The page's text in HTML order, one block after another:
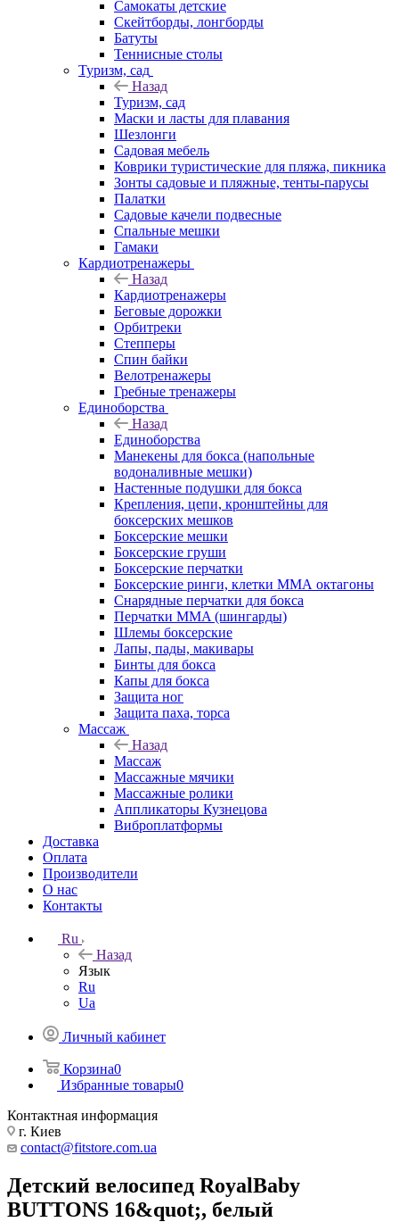
Самокаты детские
Скейтборды, лонгборды
Батуты
Теннисные столы
Туризм, сад
Назад
Туризм, сад
Маски и ласты для плавания
Шезлонги
Садовая мебель
Коврики туристические для пляжа, пикника
Зонты садовые и пляжные, тенты-парусы
Палатки
Садовые качели подвесные
Спальные мешки
Гамаки
Кардиотренажеры
Назад
Кардиотренажеры
Беговые дорожки
Орбитреки
Степперы
Спин байки
Велотренажеры
Гребные тренажеры
Единоборства
Назад
Единоборства
Манекены для бокса (напольные
водоналивные мешки)
Настенные подушки для бокса
Крепления, цепи, кронштейны для
боксерских мешков
Боксерские мешки
Боксерские груши
Боксерские перчатки
Боксерские ринги, клетки ММА октагоны
Снарядные перчатки для бокса
Перчатки MMA (шингарды)
Шлемы боксерские
Лапы, пады, макивары
Бинты для бокса
Капы для бокса
Защита ног
Защита паха, торса
Массаж
Назад
Массаж
Массажные мячики
Массажные ролики
Аппликаторы Кузнецова
Виброплатформы
Доставка
Оплата
Производители
О нас
Контакты
Ru
Назад
Язык
Ru
Ua
Личный кабинет
Корзина0
Избранные товары0
Контактная информация
г. Киев
contact@fitstore.com.ua
Детский велосипед RoyalBaby
BUTTONS 16&quot;, белый